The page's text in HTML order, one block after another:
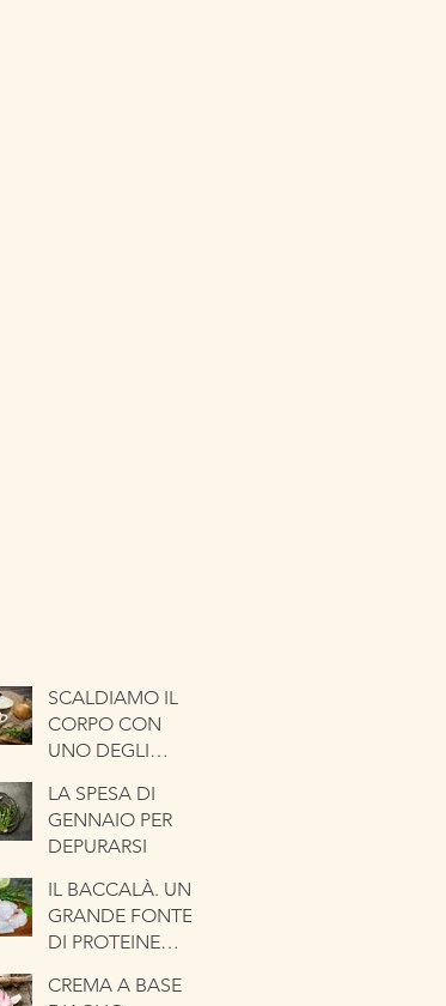
SCALDIAMO IL
CORPO CON
UNO DEGLI
ANTICHI. LA
CIPOLLA
LA SPESA DI
GENNAIO PER
DEPURARSI
IL BACCALÀ. UNA
GRANDE FONTE
DI PROTEINE
CREMA A BASE